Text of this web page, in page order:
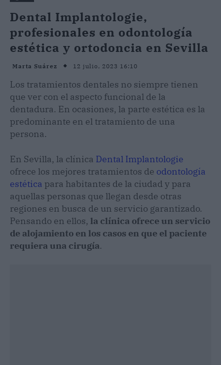
Dental Implantologie,
profesionales en odontología
estética y ortodoncia en Sevilla
Marta Suárez 12 julio, 2023 16:10
Los tratamientos dentales no siempre tienen
que ver con el aspecto funcional de la
dentadura. En ocasiones, la parte estética es la
predominante en el tratamiento de una
persona.
En Sevilla, la clínica Dental Implantologie
ofrece los mejores tratamientos de odontología
estética para habitantes de la ciudad y para
aquellas personas que llegan desde otras
regiones en busca de un servicio garantizado.
Pensando en ellos, la clínica ofrece un servicio
de alojamiento en los casos en que el paciente
requiera una cirugía.